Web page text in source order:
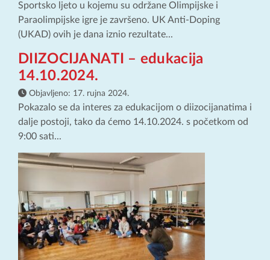
Sportsko ljeto u kojemu su održane Olimpijske i
Paraolimpijske igre je završeno. UK Anti-Doping
(UKAD) ovih je dana iznio rezultate...
DIIZOCIJANATI – edukacija
14.10.2024.
Objavljeno: 17. rujna 2024.
Pokazalo se da interes za edukacijom o diizocijanatima i
dalje postoji, tako da ćemo 14.10.2024. s početkom od
9:00 sati...